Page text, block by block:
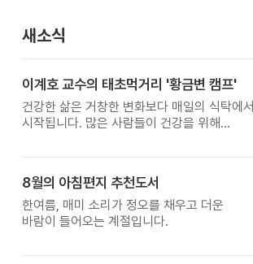
새소식
이계호 교수의 태초먹거리 '황금변 캠프'
건강한 삶은 거창한 변화보다 매일의 식탁에서
시작됩니다. 많은 사람들이 건강을 위해
받은 이계호 교수와 함께하는 태초먹거리
황금변 캠프
8월의 아침편지 추천도서
한여름, 매미 소리가 정오를 채우고 더운
바람이 들어오는 계절입니다.